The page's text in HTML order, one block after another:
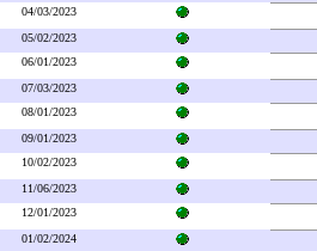
04/03/2023
05/02/2023
06/01/2023
07/03/2023
08/01/2023
09/01/2023
10/02/2023
11/06/2023
12/01/2023
01/02/2024